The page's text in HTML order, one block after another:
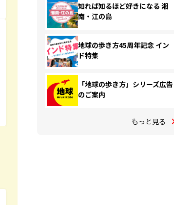
知れば知るほど好きになる 湘
南・江の島
地球の歩き方45周年記念 イン
ド特集
「地球の歩き方」シリーズ広告
のご案内
もっと見る